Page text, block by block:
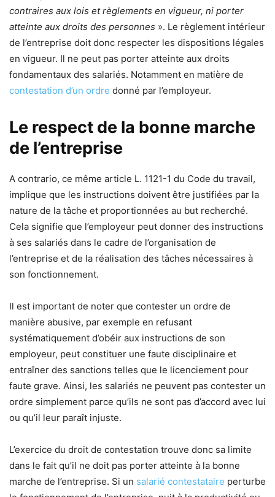
contraires aux lois et règlements en vigueur, ni porter
atteinte aux droits des personnes ». Le règlement intérieur
de l’entreprise doit donc respecter les dispositions légales
en vigueur. Il ne peut pas porter atteinte aux droits
fondamentaux des salariés. Notamment en matière de
contestation d’un ordre donné par l’employeur.
Le respect de la bonne marche
de l’entreprise
A contrario, ce même article L. 1121-1 du Code du travail,
implique que les instructions doivent être justifiées par la
nature de la tâche et proportionnées au but recherché.
Cela signifie que l’employeur peut donner des instructions
à ses salariés dans le cadre de l’organisation de
l’entreprise et de la réalisation des tâches nécessaires à
son fonctionnement.
Il est important de noter que contester un ordre de
manière abusive, par exemple en refusant
systématiquement d’obéir aux instructions de son
employeur, peut constituer une faute disciplinaire et
entraîner des sanctions telles que le licenciement pour
faute grave. Ainsi, les salariés ne peuvent pas contester un
ordre simplement parce qu’ils ne sont pas d’accord avec lui
ou qu’il leur paraît injuste.
L’exercice du droit de contestation trouve donc sa limite
dans le fait qu’il ne doit pas porter atteinte à la bonne
marche de l’entreprise. Si un salarié contestataire perturbe